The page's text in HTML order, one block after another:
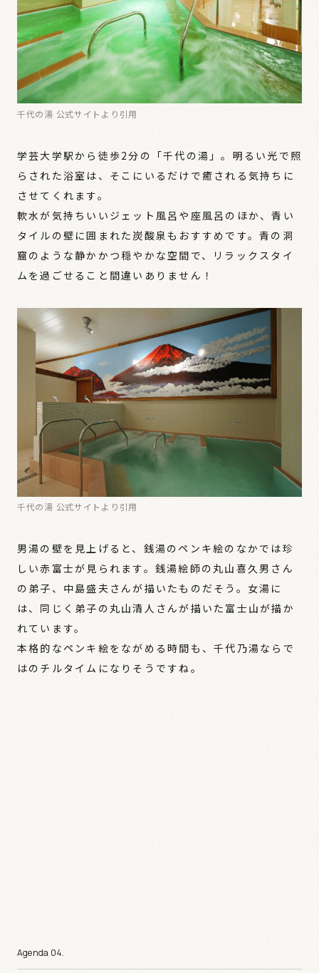
千代の湯 公式サイトより引用
学芸大学駅から徒歩2分の「千代の湯」。明るい光で照
らされた浴室は、そこにいるだけで癒される気持ちに
させてくれます。
軟水が気持ちいいジェット風呂や座風呂のほか、青い
タイルの壁に囲まれた炭酸泉もおすすめです。青の洞
窟のような静かかつ穏やかな空間で、リラックスタイ
ムを過ごせること間違いありません！
千代の湯 公式サイトより引用
男湯の壁を見上げると、銭湯のペンキ絵のなかでは珍
しい赤富士が見られます。銭湯絵師の丸山喜久男さん
の弟子、中島盛夫さんが描いたものだそう。女湯に
は、同じく弟子の丸山清人さんが描いた富士山が描か
れています。
本格的なペンキ絵をながめる時間も、千代乃湯ならで
はのチルタイムになりそうですね。